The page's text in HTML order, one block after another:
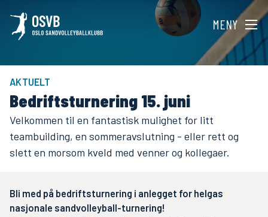
MENY
AKTUELT
Bedriftsturnering 15. juni
Velkommen til en fantastisk mulighet for litt
teambuilding, en sommeravslutning - eller rett og
slett en morsom kveld med venner og kollegaer.
Bli med på bedriftsturnering i anlegget for helgas
nasjonale sandvolleyball-turnering!